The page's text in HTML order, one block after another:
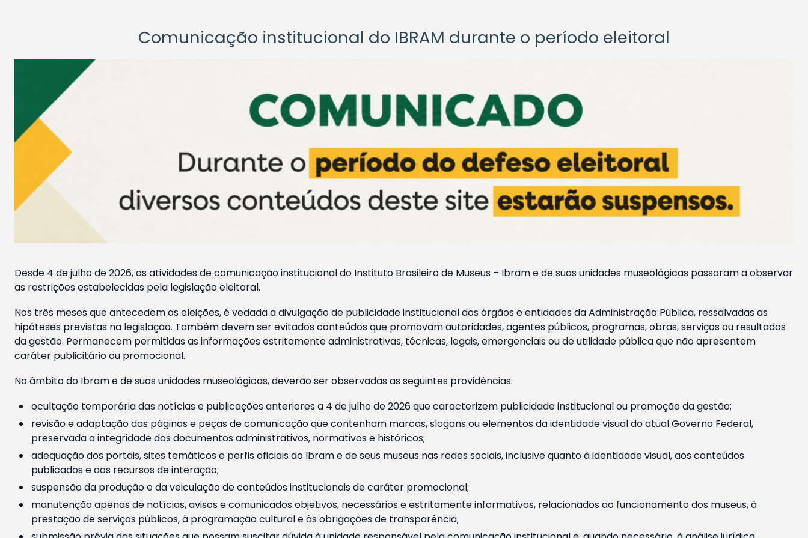
Comunicação institucional do IBRAM durante o período eleitoral
Desde 4 de julho de 2026, as atividades de comunicação institucional do Instituto Brasileiro de Museus – Ibram e de suas unidades museológicas passaram a observar
as restrições estabelecidas pela legislação eleitoral.
Nos três meses que antecedem as eleições, é vedada a divulgação de publicidade institucional dos órgãos e entidades da Administração Pública, ressalvadas as
hipóteses previstas na legislação. Também devem ser evitados conteúdos que promovam autoridades, agentes públicos, programas, obras, serviços ou resultados
da gestão. Permanecem permitidas as informações estritamente administrativas, técnicas, legais, emergenciais ou de utilidade pública que não apresentem
caráter publicitário ou promocional.
No âmbito do Ibram e de suas unidades museológicas, deverão ser observadas as seguintes providências:
ocultação temporária das notícias e publicações anteriores a 4 de julho de 2026 que caracterizem publicidade institucional ou promoção da gestão;
revisão e adaptação das páginas e peças de comunicação que contenham marcas, slogans ou elementos da identidade visual do atual Governo Federal,
preservada a integridade dos documentos administrativos, normativos e históricos;
adequação dos portais, sites temáticos e perfis oficiais do Ibram e de seus museus nas redes sociais, inclusive quanto à identidade visual, aos conteúdos
publicados e aos recursos de interação;
suspensão da produção e da veiculação de conteúdos institucionais de caráter promocional;
manutenção apenas de notícias, avisos e comunicados objetivos, necessários e estritamente informativos, relacionados ao funcionamento dos museus, à
prestação de serviços públicos, à programação cultural e às obrigações de transparência;